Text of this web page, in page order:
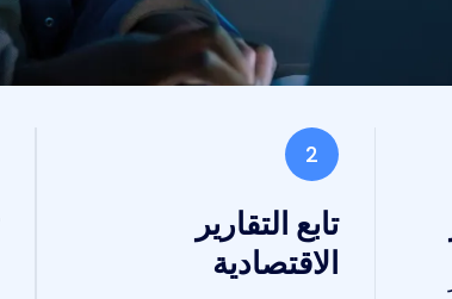
2
تابع التقارير
الاقتصادية